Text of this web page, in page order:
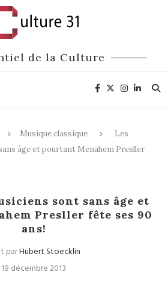
de la Culture
Musique classique
Les
âge et pourtant Menahem Presller
sont sans âge et
Presller fête ses 90
ans!
parHubert Stoecklin
19 décembre 2013